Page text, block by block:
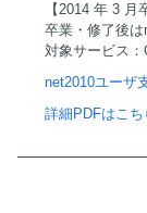
【2014 年 3 月
卒業・修了後は
対象サービス
net2010ユーザ
詳細PDFはこち